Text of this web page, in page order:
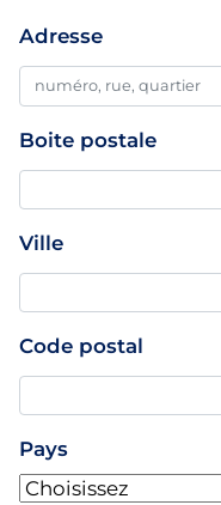
Adresse
Adresse
Boite postale
Ville
Code postal
Pays